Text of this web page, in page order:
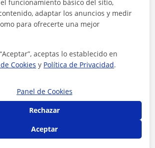
funcionamiento básico del sitio,
adaptar los anuncios y medir
para ofrecerte una mejor
aceptas lo establecido en
Cookies y Política de Privacidad.
Panel de Cookies
Rechazar
Aceptar